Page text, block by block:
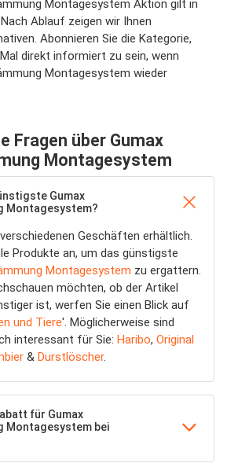
Montagesystem Aktion gilt in
Ablauf zeigen wir Ihnen
Abonnieren Sie die Kategorie,
direkt informiert zu sein, wenn
Montagesystem wieder
Fragen über Gumax
Montagesystem
Gumax
Montagesystem?
Geschäften erhältlich.
Produkte an, um das günstigste
Montagesystem zu ergattern.
möchten, ob der Artikel
ist, werfen Sie einen Blick auf
und Tiere'. Möglicherweise sind
interessant für Sie: Haribo, Original
& Durstlöscher.
für Gumax
Montagesystem bei